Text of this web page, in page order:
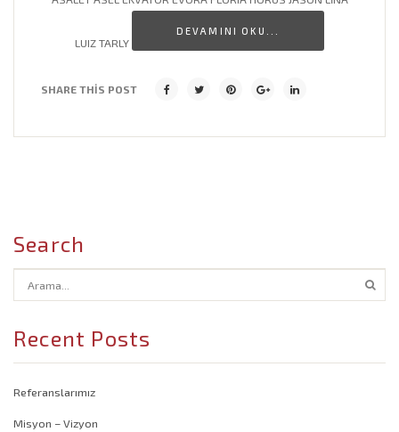
İşyeri Dekorasyon Modelleri
LUIZ TARLY
DEVAMINI OKU...
SHARE THIS POST
Search
Recent Posts
Referanslarımız
Misyon – Vizyon